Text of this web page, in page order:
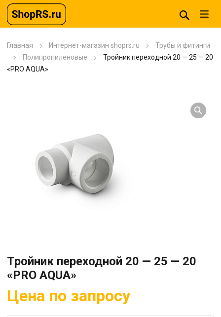
Главная Интернет-магазин shoprs.ru
Трубы и фитинги
Полипропиленовые
Тройник переходной 20 — 25 — 20
«PRO AQUA»
Тройник переходной 20 — 25 — 20
«PRO AQUA»
Цена по запросу